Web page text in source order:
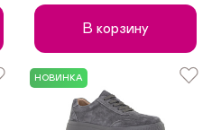
В корзину
НОВИНКА